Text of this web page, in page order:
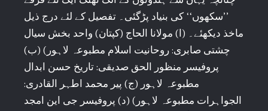
’’سکھوں‘‘ کی بنیاد پڑگئی۔ تفصیل کے لئے درج ذیل
ماخذ دیکھئے۔ (ا) مولانا الحاج (کپتان) واحد بخش سیال
چشتی صابری: روحانیت اسلام مطبوعہ لاہور) (ب)
پروفیسر منظور الحق صدیقی: تاریخ حسن ابدال
مطبوعہ لاہور (ج) پیر محمد اطہر القادری:
الجواہرات مطبوعہ لاہور) (د) پروفیسر جی این امجد